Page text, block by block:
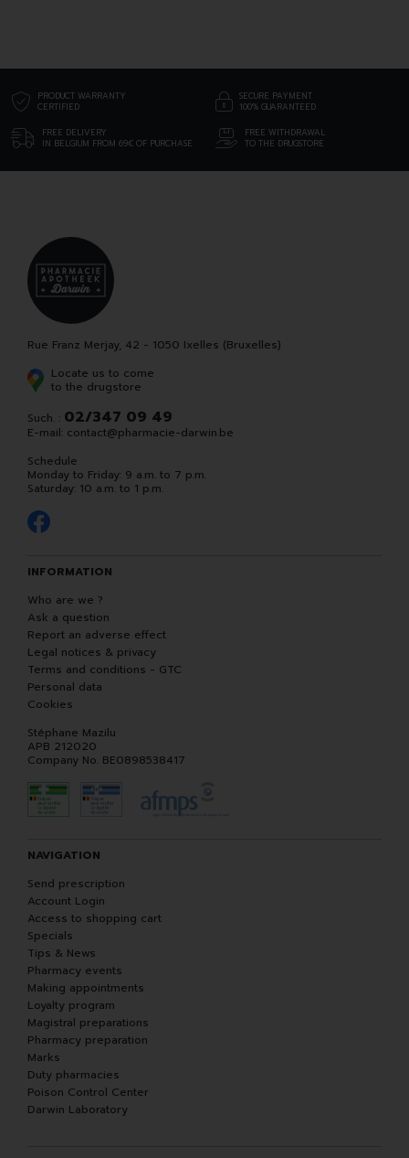
PRODUCT WARRANTY
CERTIFIED
SECURE PAYMENT
100% GUARANTEED
FREE DELIVERY
IN BELGIUM FROM 69€ OF PURCHASE
FREE WITHDRAWAL
TO THE DRUGSTORE
Rue Franz Merjay, 42 - 1050 Ixelles (Bruxelles)
Locate us to come
to the drugstore
Such. : 02/347 09 49
E-mail: contact@pharmacie-darwin.be
Schedule
Monday to Friday: 9 a.m. to 7 p.m.
Saturday: 10 a.m. to 1 p.m.
INFORMATION
Who are we ?
Ask a question
Report an adverse effect
Legal notices & privacy
Terms and conditions - GTC
Personal data
Cookies
Stéphane Mazilu
APB 212020
Company No. BE0898538417
NAVIGATION
Send prescription
Account Login
Access to shopping cart
Specials
Tips & News
Pharmacy events
Making appointments
Loyalty program
Magistral preparations
Pharmacy preparation
Marks
Duty pharmacies
Poison Control Center
Darwin Laboratory